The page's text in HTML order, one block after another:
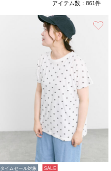
アイテム数： 861件
タイムセール対象 SALE